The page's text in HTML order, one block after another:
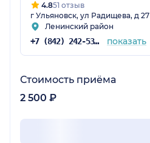
4.851 отзыв
г Ульяновск, ул Радищева, д 27
Ленинский район
+7 (842) 242-53-29 показать
Стоимость приёма
2 500 ₽